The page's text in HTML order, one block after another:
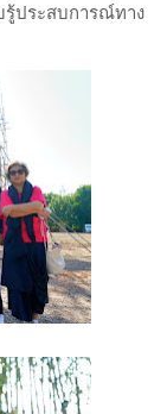
รู้ประสบการณ์ทาง